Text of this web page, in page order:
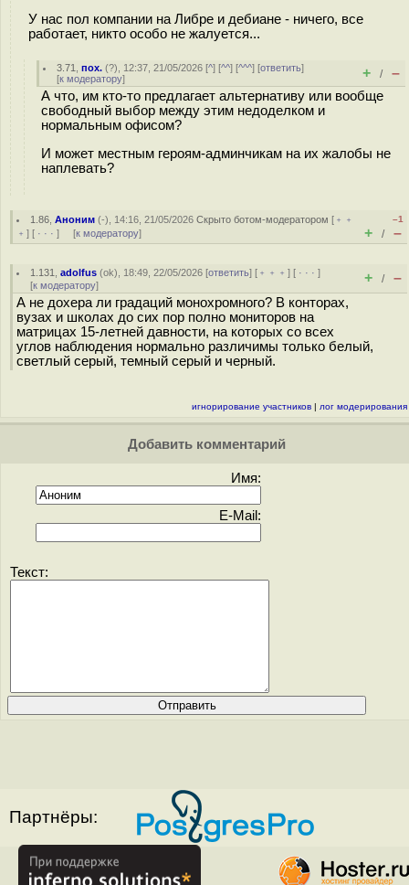
У нас пол компании на Либре и дебиане - ничего, все
работает, никто особо не жалуется...
3.71 ,пох. (?), 12:37, 21/05/2026 [^] [^^] [^^^] [ответить]
[к модератору] + / –
А что, им кто-то предлагает альтернативу или вообще
свободный выбор между этим недоделком и
нормальным офисом?
И может местным героям-админчикам на их жалобы не
наплевать?
1.86 ,Аноним (-), 14:16, 21/05/2026Скрыто ботом-модератором [ ﹢﹢
﹢ ] [ · · · ] [к модератору]
–1
+ / –
1.131 ,adolfus (ok), 18:49, 22/05/2026 [ответить] [ ﹢﹢﹢] [ · · ·]
[к модератору] + / –
А не дохера ли градаций монохромного? В конторах,
вузах и школах до сих пор полно мониторов на
матрицах 15-летней давности, на которых со всех
углов наблюдения нормально различимы только белый,
светлый серый, темный серый и черный.
игнорирование участников | лог модерирования
Добавить комментарий
Имя:
E-Mail:
Текст:
Партнёры: